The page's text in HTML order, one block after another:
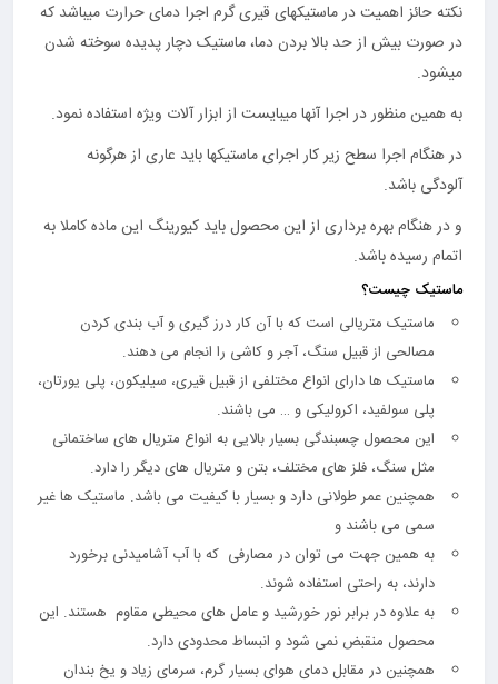
نکته حائز اهمیت در ماستیک‎های قیری گرم اجرا دمای حرارت می‎باشد که
در صورت بیش از حد بالا بردن دما، ماستیک دچار پدیده سوخته شدن
می‎شود.
به همین منظور در اجرا آنها می‎بایست از ابزار آلات ویژه استفاده نمود.
در هنگام اجرا سطح زیر کار اجرای ماستیک‎ها باید عاری از هرگونه
آلودگی باشد.
و در هنگام بهره برداری از این محصول باید کیورینگ این ماده کاملا به
اتمام رسیده باشد.
ماستیک چیست؟
ماستیک متریالی است که با آن کار درز گیری و آب بندی کردن
مصالحی از قبیل سنگ، آجر و کاشی را انجام می دهند.
ماستیک ها دارای انواع مختلفی از قبیل قیری، سیلیکون، پلی یورتان،
پلی سولفید، اکرولیکی و … می باشند.
این محصول چسبندگی بسیار بالایی به انواع متریال های ساختمانی
مثل سنگ، فلز های مختلف، بتن و متریال های دیگر را دارد.
همچنین عمر طولانی دارد و بسیار با کیفیت می باشد. ماستیک ها غیر
سمی می باشند و
به همین جهت می توان در مصارفی که با آب آشامیدنی برخورد
دارند، به راحتی استفاده شوند.
به علاوه در برابر نور خورشید و عامل های محیطی مقاوم هستند. این
محصول منقبض نمی شود و انبساط محدودی دارد.
همچنین در مقابل دمای هوای بسیار گرم، سرمای زیاد و یخ بندان